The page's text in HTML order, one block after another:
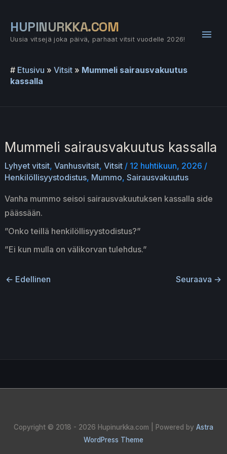
sisältöön
HUPINURKKA.COM
Uusia vitsejä joka päivä, parhaat vitsit vuodelle 2026!
# Etusivu » Vitsit » Mummeli sairausvakuutus
kassalla
Mummeli sairausvakuutus kassalla
Lyhyet vitsit, Vanhusvitsit, Vitsit/ 12 huhtikuun, 2026 /
Henkilöllisyystodistus, Mummo, Sairausvakuutus
Vanha mummo seisoi sairausvakuutuksen kassalla side
päässään.
”Onko teillä henkilöllisyystodistus?”
”Ei kun mulla on välikorvan tulehdus.”
← Edellinen Seuraava →
Copyright © 2018 - 2026 Hupinurkka.com | Powered by Astra
WordPress Theme